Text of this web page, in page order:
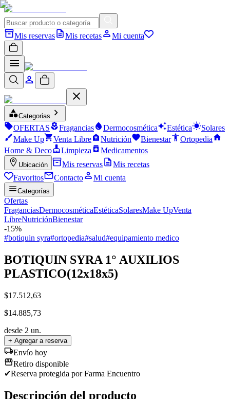
Mis reservas Mis recetas Mi cuenta
Categorias
OFERTAS Fragancias Dermocosmética Estética
Solares
Make Up
Venta Libre Nutrición Bienestar
Ortopedia
Home & Deco
Limpieza Medicamentos
Ubicación Mis reservas
Mis recetas
Favoritos
Contacto Mi cuenta
Categorías
Ofertas
FraganciasDermocosméticaEstéticaSolaresMake UpVenta
LibreNutriciónBienestar
-15%
#botiquin syra#ortopedia#salud#equipamiento medico
BOTIQUIN SYRA 1° AUXILIOS
PLASTICO(12x18x5)
$17.512,63
$14.885,73
desde 2 un.
+ Agregar a reserva
Envío hoy
Retiro disponible
✔Reserva protegida por Farma Encuentro
Descripción del producto